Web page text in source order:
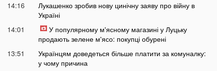
14:16
Лукашенко зробив нову цинічну заяву про війну в
Україні
14:01
У популярному м'ясному магазині у Луцьку
продають зелене м'ясо: покупці обурені
13:51
Українцям доведеться більше платити за комуналку:
у чому причина